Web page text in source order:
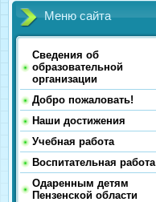
Меню сайта
Сведения об
образовательной
организации
Добро пожаловать!
Наши достижения
Учебная работа
Воспитательная работа
Одаренным детям
Пензенской области